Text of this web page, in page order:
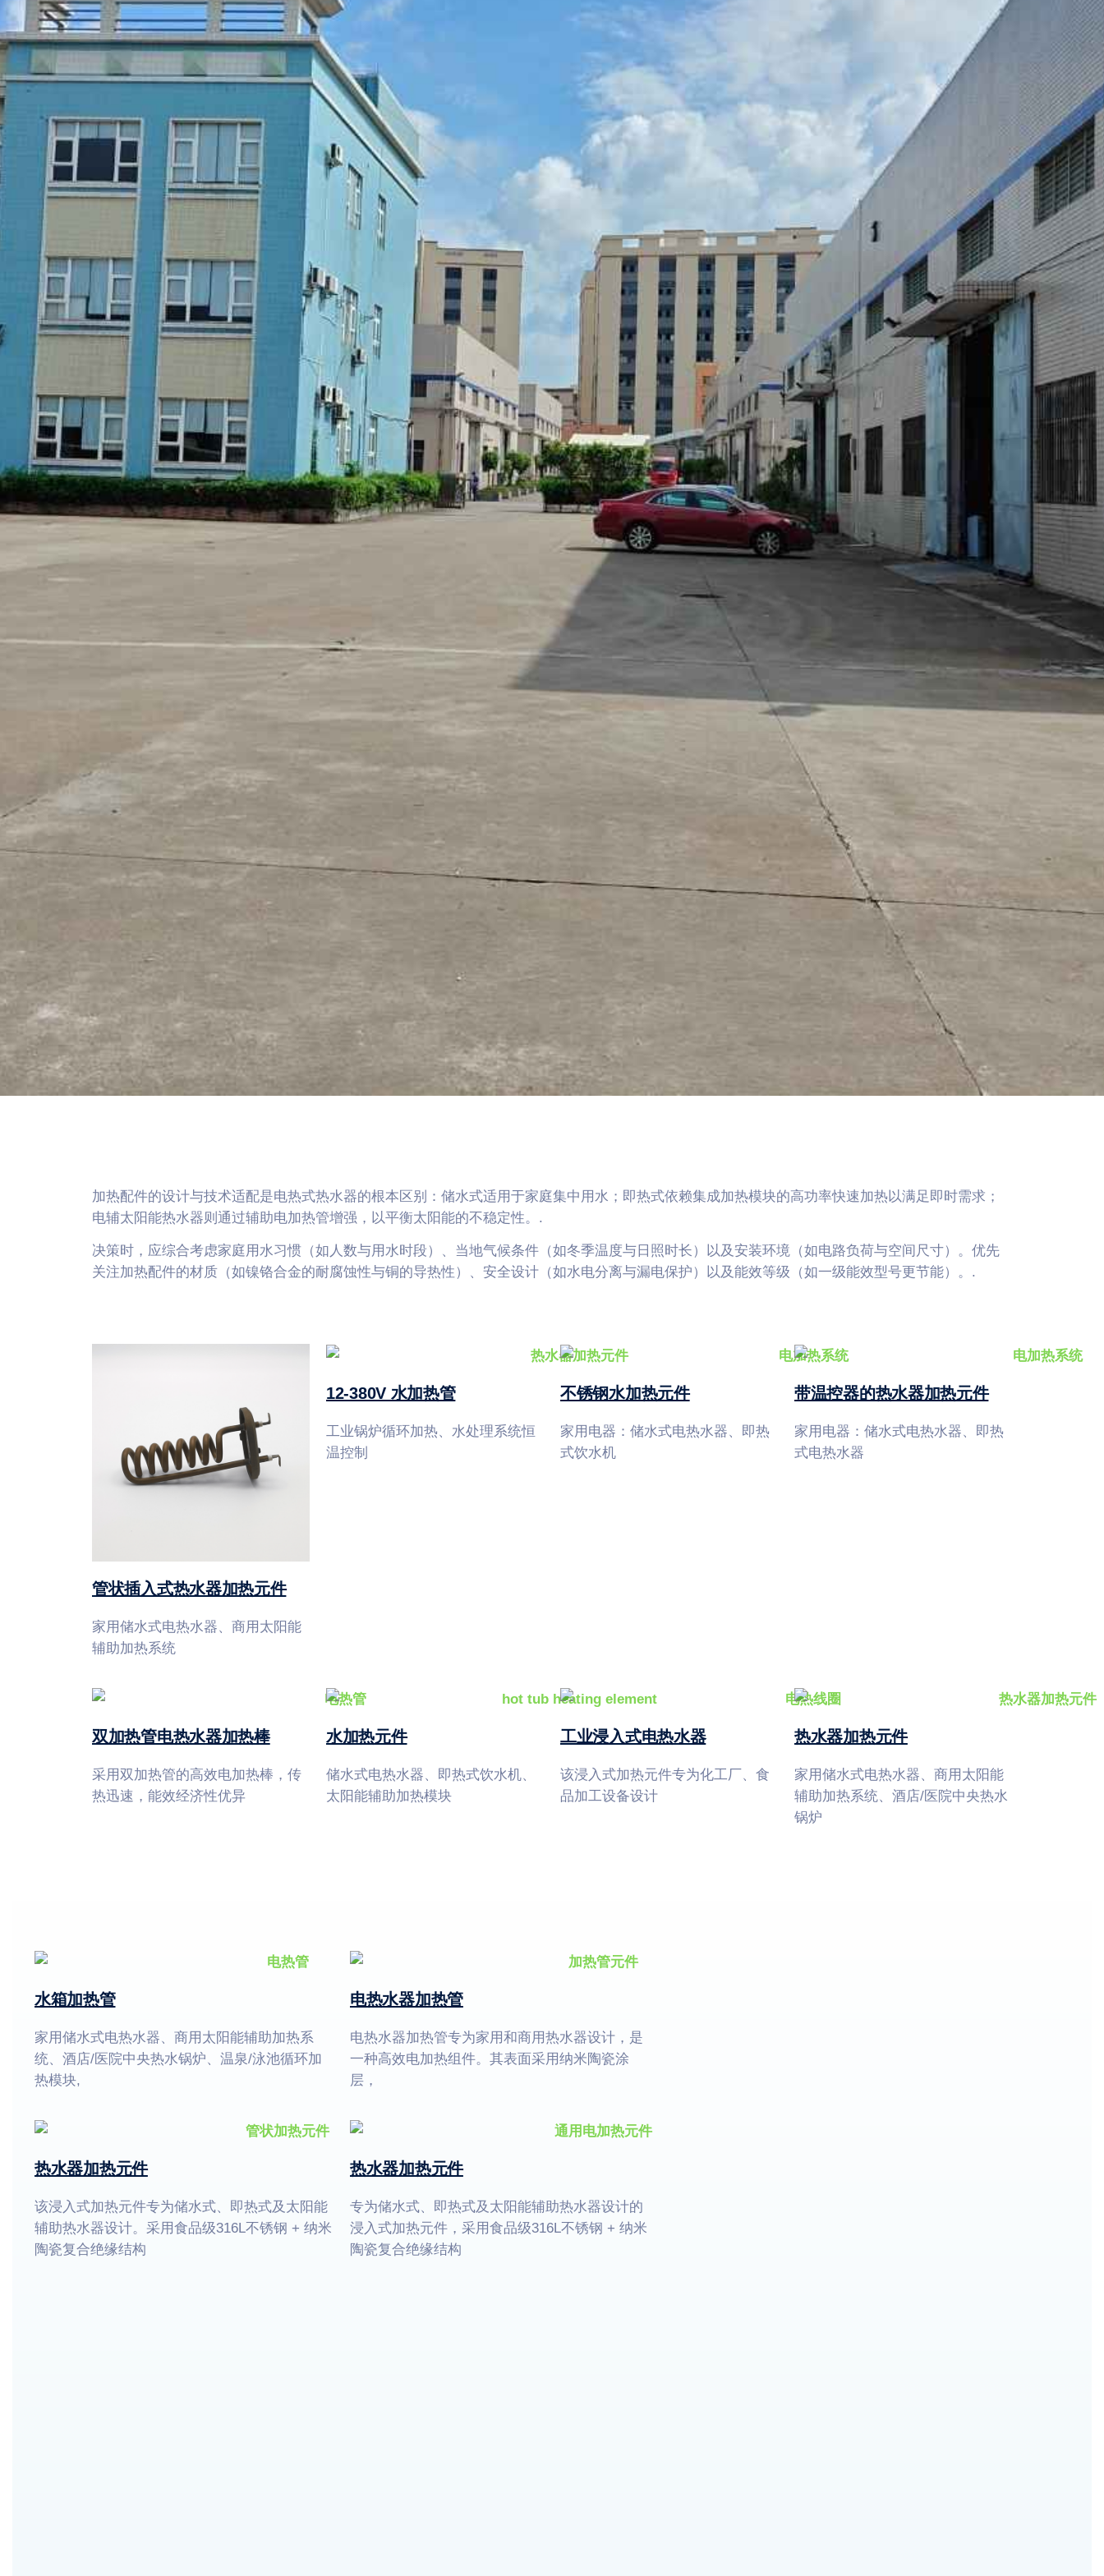
加热配件的设计与技术适配是电热式热水器的根本区别：储水式适用于家庭集中用水；即热式依赖集成加热模块的高功率快速加热以满足即时需求；
电辅太阳能热水器则通过辅助电加热管增强，以平衡太阳能的不稳定性。.
决策时，应综合考虑家庭用水习惯（如人数与用水时段）、当地气候条件（如冬季温度与日照时长）以及安装环境（如电路负荷与空间尺寸）。优先
关注加热配件的材质（如镍铬合金的耐腐蚀性与铜的导热性）、安全设计（如水电分离与漏电保护）以及能效等级（如一级能效型号更节能）。.
管状插入式热水器加热元件
家用储水式电热水器、商用太阳能
辅助加热系统
12-380V 水加热管
工业锅炉循环加热、水处理系统恒
温控制
不锈钢水加热元件
家用电器：储水式电热水器、即热
式饮水机
带温控器的热水器加热元件
家用电器：储水式电热水器、即热
式电热水器
双加热管电热水器加热棒
采用双加热管的高效电加热棒，传
热迅速，能效经济性优异
水加热元件
储水式电热水器、即热式饮水机、
太阳能辅助加热模块
工业浸入式电热水器
该浸入式加热元件专为化工厂、食
品加工设备设计
热水器加热元件
家用储水式电热水器、商用太阳能
辅助加热系统、酒店/医院中央热水
锅炉
水箱加热管
家用储水式电热水器、商用太阳能辅助加热系
统、酒店/医院中央热水锅炉、温泉/泳池循环加
热模块,
热水器加热元件
该浸入式加热元件专为储水式、即热式及太阳能
辅助热水器设计。采用食品级316L不锈钢 + 纳米
陶瓷复合绝缘结构
电热水器加热管
电热水器加热管专为家用和商用热水器设计，是
一种高效电加热组件。其表面采用纳米陶瓷涂
层，
热水器加热元件
专为储水式、即热式及太阳能辅助热水器设计的
浸入式加热元件，采用食品级316L不锈钢 + 纳米
陶瓷复合绝缘结构